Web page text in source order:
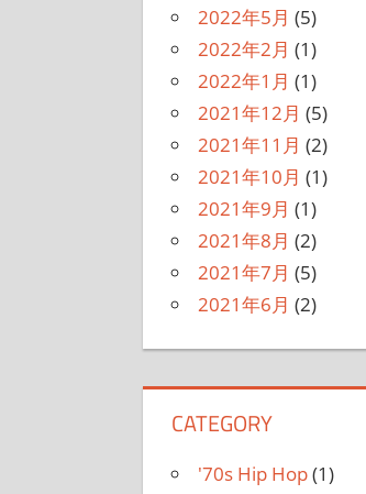
2022年5月 (5)
2022年2月 (1)
2022年1月 (1)
2021年12月 (5)
2021年11月 (2)
2021年10月 (1)
2021年9月 (1)
2021年8月 (2)
2021年7月 (5)
2021年6月 (2)
CATEGORY
'70s Hip Hop(1)